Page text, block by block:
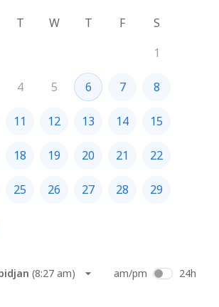
T W T F
S
1
4 5 6 7 8
11 12 13 14 15
18 19 20 21 22
25 26 27 28 29
(8:27 am) am/pm 24h